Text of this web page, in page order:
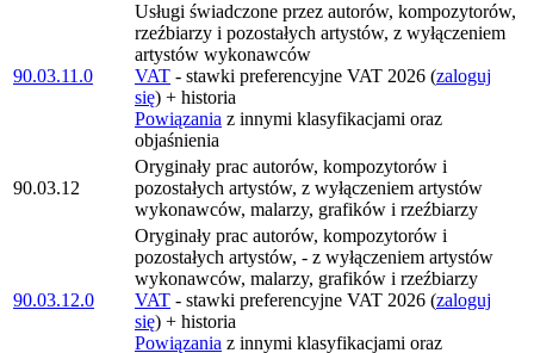
90.03.11.0
Usługi świadczone przez autorów, kompozytorów,
rzeźbiarzy i pozostałych artystów, z wyłączeniem
artystów wykonawców
VAT - stawki preferencyjne VAT 2026 (zaloguj
się) + historia
Powiązania z innymi klasyfikacjami oraz
objaśnienia
90.03.12
Oryginały prac autorów, kompozytorów i
pozostałych artystów, z wyłączeniem artystów
wykonawców, malarzy, grafików i rzeźbiarzy
90.03.12.0
Oryginały prac autorów, kompozytorów i
pozostałych artystów, - z wyłączeniem artystów
wykonawców, malarzy, grafików i rzeźbiarzy
VAT - stawki preferencyjne VAT 2026 (zaloguj
się) + historia
Powiązania z innymi klasyfikacjami oraz